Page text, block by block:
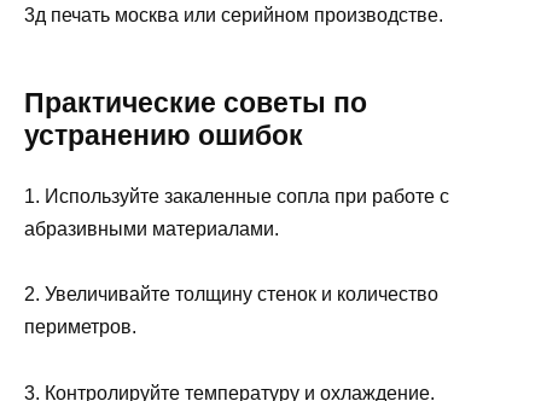
3д печать москва или серийном производстве.
Практические советы по
устранению ошибок
1. Используйте закаленные сопла при работе с
абразивными материалами.
2. Увеличивайте толщину стенок и количество
периметров.
3. Контролируйте температуру и охлаждение.